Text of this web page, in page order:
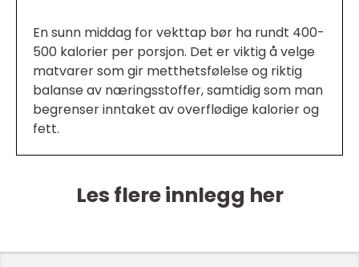
En sunn middag for vekttap bør ha rundt 400-
500 kalorier per porsjon. Det er viktig å velge
matvarer som gir metthetsfølelse og riktig
balanse av næringsstoffer, samtidig som man
begrenser inntaket av overflødige kalorier og
fett.
Les flere innlegg her